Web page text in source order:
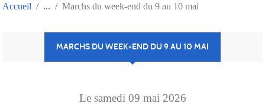
Accueil Marchs du week-end du 9 au 10 mai
MARCHS DU WEEK-END DU 9 AU 10 MAI
Le samedi 09 mai 2026